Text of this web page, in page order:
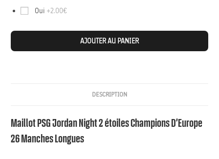
Oui +2.00€
AJOUTER AU PANIER
DESCRIPTION
Maillot PSG Jordan Night 2 étoiles Champions D’Europe
26 Manches Longues